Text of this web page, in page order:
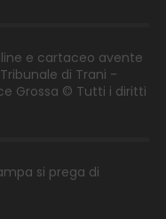
e cartaceo avente
di Trani -
Grossa © Tutti i diritti
si prega di